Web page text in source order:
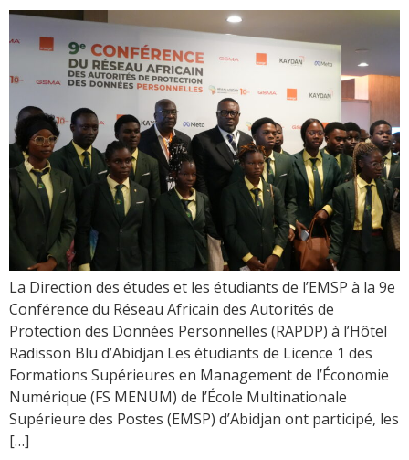
La Direction des études et les étudiants de l’EMSP à la 9e
Conférence du Réseau Africain des Autorités de
Protection des Données Personnelles (RAPDP) à l’Hôtel
Radisson Blu d’Abidjan Les étudiants de Licence 1 des
Formations Supérieures en Management de l’Économie
Numérique (FS MENUM) de l’École Multinationale
Supérieure des Postes (EMSP) d’Abidjan ont participé, les
[…]